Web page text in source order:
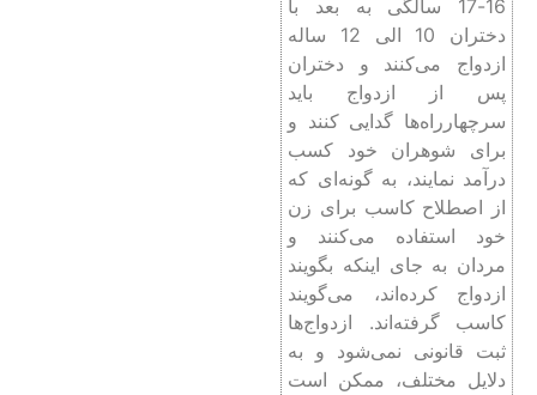
16-17 سالگی به بعد با
دختران 10 الی 12 ساله
ازدواج می‌کنند و دختران
پس از ازدواج باید
سرچهارراه‌ها گدایی کنند و
برای شوهران خود کسب
درآمد نمایند، به گونه‌ای که
از اصطلاح کاسب برای زن
خود استفاده می‌کنند و
مردان به جای اینکه بگویند
ازدواج کرده‌اند، می‌گویند
کاسب گرفته‌اند. ازدواج‌ها
ثبت قانونی نمی‌شود و به
دلایل مختلف، ممکن است